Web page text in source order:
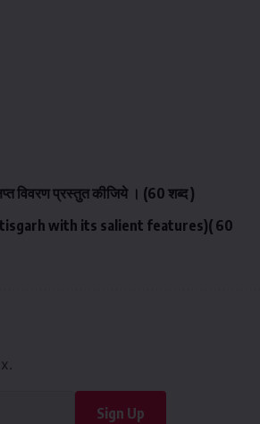
विवरण प्रस्तुत कीजिये । (60 शब्द )
with its salient features)( 60
Sign Up